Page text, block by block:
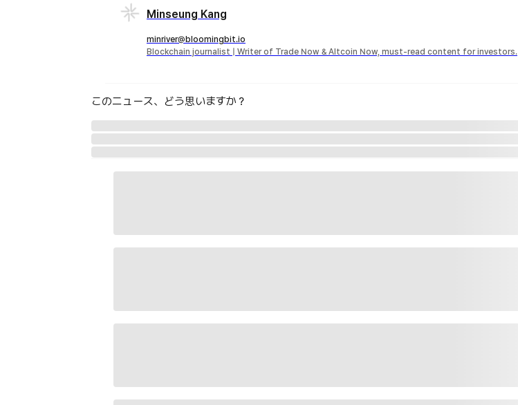
Minseung Kang
minriver@bloomingbit.io
Blockchain journalist | Writer of Trade Now & Altcoin Now, must-read content for investors.
このニュース、どう思いますか？